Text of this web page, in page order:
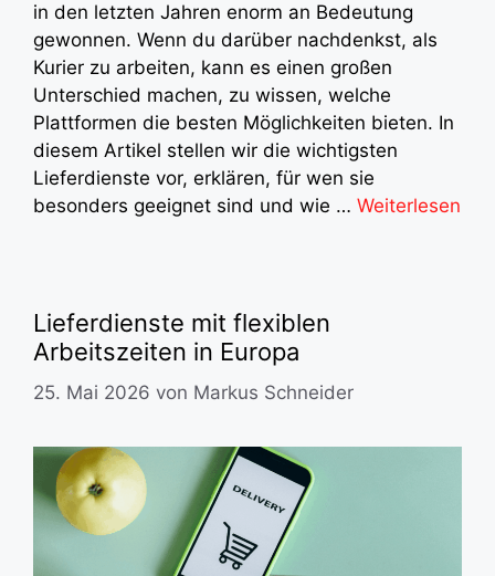
in den letzten Jahren enorm an Bedeutung
gewonnen. Wenn du darüber nachdenkst, als
Kurier zu arbeiten, kann es einen großen
Unterschied machen, zu wissen, welche
Plattformen die besten Möglichkeiten bieten. In
diesem Artikel stellen wir die wichtigsten
Lieferdienste vor, erklären, für wen sie
besonders geeignet sind und wie … Weiterlesen
Lieferdienste mit flexiblen
Arbeitszeiten in Europa
25. Mai 2026 von Markus Schneider